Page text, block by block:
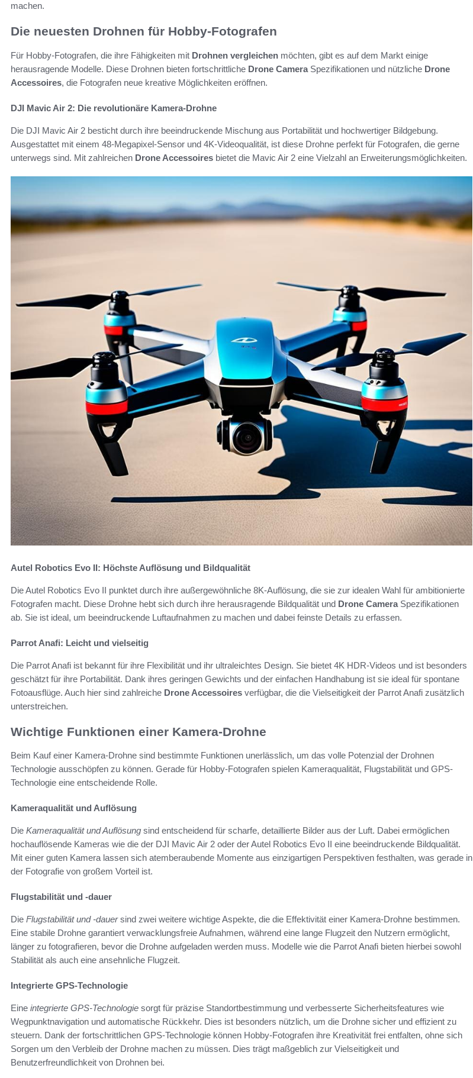
machen.
Die neuesten Drohnen für Hobby-Fotografen
Für Hobby-Fotografen, die ihre Fähigkeiten mit Drohnen vergleichen möchten, gibt es auf dem Markt einige
herausragende Modelle. Diese Drohnen bieten fortschrittliche Drone CameraSpezifikationen und nützliche Drone
Accessoires, die Fotografen neue kreative Möglichkeiten eröffnen.
DJI Mavic Air 2: Die revolutionäre Kamera-Drohne
Die DJI Mavic Air 2 besticht durch ihre beeindruckende Mischung aus Portabilität und hochwertiger Bildgebung.
Ausgestattet mit einem 48-Megapixel-Sensor und 4K-Videoqualität, ist diese Drohne perfekt für Fotografen, die gerne
unterwegs sind. Mit zahlreichen Drone Accessoires bietet die Mavic Air 2 eine Vielzahl an Erweiterungsmöglichkeiten.
Autel Robotics Evo II: Höchste Auflösung und Bildqualität
Die Autel Robotics Evo II punktet durch ihre außergewöhnliche 8K-Auflösung, die sie zur idealen Wahl für ambitionierte
Fotografen macht. Diese Drohne hebt sich durch ihre herausragende Bildqualität und Drone CameraSpezifikationen
ab. Sie ist ideal, um beeindruckende Luftaufnahmen zu machen und dabei feinste Details zu erfassen.
Parrot Anafi: Leicht und vielseitig
Die Parrot Anafi ist bekannt für ihre Flexibilität und ihr ultraleichtes Design. Sie bietet 4K HDR-Videos und ist besonders
geschätzt für ihre Portabilität. Dank ihres geringen Gewichts und der einfachen Handhabung ist sie ideal für spontane
Fotoausflüge. Auch hier sind zahlreiche Drone Accessoires verfügbar, die die Vielseitigkeit der Parrot Anafi zusätzlich
unterstreichen.
Wichtige Funktionen einer Kamera-Drohne
Beim Kauf einer Kamera-Drohne sind bestimmte Funktionen unerlässlich, um das volle Potenzial der Drohnen
Technologie ausschöpfen zu können. Gerade für Hobby-Fotografen spielen Kameraqualität, Flugstabilität und GPS-
Technologie eine entscheidende Rolle.
Kameraqualität und Auflösung
Die Kameraqualität und Auflösung sind entscheidend für scharfe, detaillierte Bilder aus der Luft. Dabei ermöglichen
hochauflösende Kameras wie die der DJI Mavic Air 2 oder der Autel Robotics Evo II eine beeindruckende Bildqualität.
Mit einer guten Kamera lassen sich atemberaubende Momente aus einzigartigen Perspektiven festhalten, was gerade in
der Fotografie von großem Vorteil ist.
Flugstabilität und -dauer
Die Flugstabilität und -dauersind zwei weitere wichtige Aspekte, die die Effektivität einer Kamera-Drohne bestimmen.
Eine stabile Drohne garantiert verwacklungsfreie Aufnahmen, während eine lange Flugzeit den Nutzern ermöglicht,
länger zu fotografieren, bevor die Drohne aufgeladen werden muss. Modelle wie die Parrot Anafi bieten hierbei sowohl
Stabilität als auch eine ansehnliche Flugzeit.
Integrierte GPS-Technologie
Eine integrierte GPS-Technologie sorgt für präzise Standortbestimmung und verbesserte Sicherheitsfeatures wie
Wegpunktnavigation und automatische Rückkehr. Dies ist besonders nützlich, um die Drohne sicher und effizient zu
steuern. Dank der fortschrittlichen GPS-Technologie können Hobby-Fotografen ihre Kreativität frei entfalten, ohne sich
Sorgen um den Verbleib der Drohne machen zu müssen. Dies trägt maßgeblich zur Vielseitigkeit und
Benutzerfreundlichkeit von Drohnen bei.